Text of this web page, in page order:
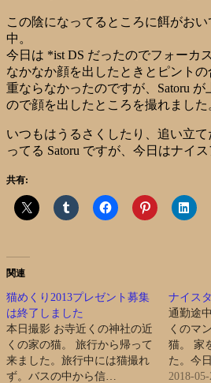
この陰になってるところに餌がお
中。
今日は *ist DS だったのでフォーカ
なかなか顔を出したときとピント
重ならなかったのですが、Satoru
ので顔を出したところを撮れました
いつもはうるさくしたり、追い立
ってる Satoru ですが、今日はナイス
共有:
関連
猫めくり2013プレゼント募集
は終了しました
本日撮影 お寺近くの神社の近
くの家の猫。 旅行から帰って
来ました。旅行中には猫撮れ
ず。バスの中から信…
ナイス
通勤途
くのマ
猫。 家
た。今
2018-